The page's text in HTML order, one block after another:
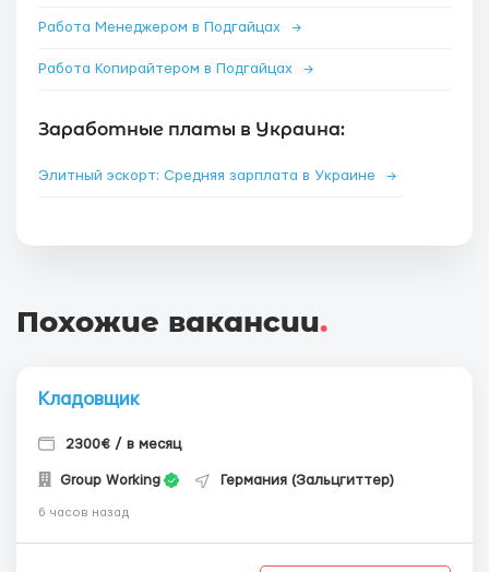
Работа Менеджером в Подгайцах →
Работа Копирайтером в Подгайцах →
Заработные платы в Украина:
Элитный эскорт: Средняя зарплата в Украине →
Похожие вакансии.
Кладовщик
2300€ / в месяц
Group Working Германия (Зальцгиттер)
6 часов назад